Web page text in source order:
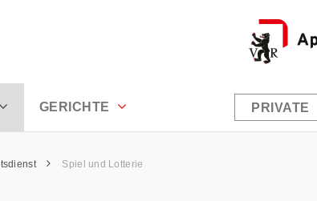
GERICHTE PRIVATE
Spiel und Lotterie